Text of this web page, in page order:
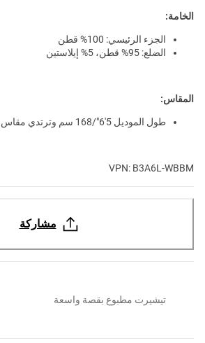
الخامة:
الجزء الرئيسي: 100% قطن
الضلع: 95% قطن، 5% إيلاستين
المقاس:
طول الموديل 5'6"/168 سم وترتدي مقاس S
VPN: B3A6L-WBBM
مشاركة
تيشيرت مطبوع بقصة واسعة